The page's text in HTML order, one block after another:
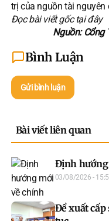
trị của nguồn tài
Đọc bài viết gốc tạiđây
Nguồn: Cổng
Bình Luận
Gửi bình luận
Bài viết liên quan
Định hướng
03/08/2026 -
Đề xuất cấp